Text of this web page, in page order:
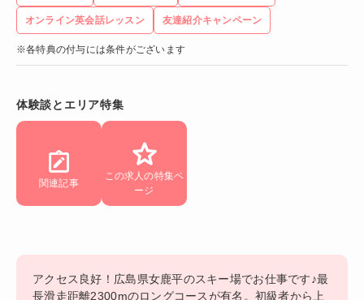
オンライン英会話レッスン 友達紹介キャンペーン
※各特典の付与には条件がございます
体験談とエリア特集
関連記事
この求人の特集ペ
ージ
アクセス良好！広島県女鹿平のスキー場でお仕事です♪最
長滑走距離2300mのロングコースが有名。初級者から上